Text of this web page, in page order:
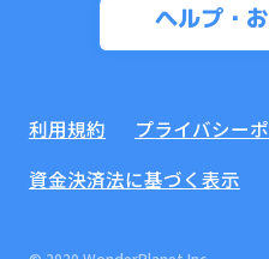
ヘルプ・
利用規約 プライバシー
資金決済法に基づく表示